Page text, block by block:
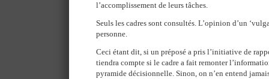
l’accomplissement de leurs tâches.
Seuls les cadres sont consultés. L’opinion d’un
personne.
Ceci étant dit, si un préposé a pris l’initiative de
tiendra compte si le cadre a fait remonter
pyramide décisionnelle. Sinon, on n’en entend